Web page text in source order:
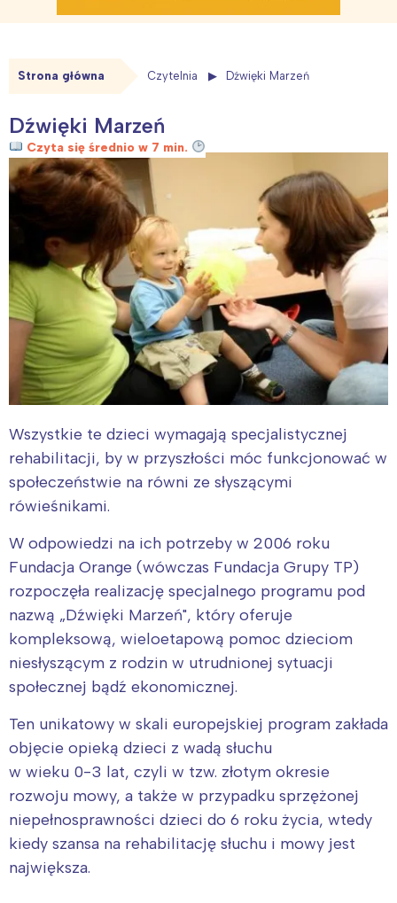
Strona główna Czytelnia Dźwięki Marzeń
Dźwięki Marzeń
Czyta się średnio w 7 min.
Wszystkie te dzieci wymagają specjalistycznej
rehabilitacji, by w przyszłości móc funkcjonować w
społeczeństwie na równi ze słyszącymi
rówieśnikami.
W odpowiedzi na ich potrzeby w 2006 roku
Fundacja Orange (wówczas Fundacja Grupy TP)
rozpoczęła realizację specjalnego programu pod
nazwą „Dźwięki Marzeń", który oferuje
kompleksową, wieloetapową pomoc dzieciom
niesłyszącym z rodzin w utrudnionej sytuacji
społecznej bądź ekonomicznej.
Ten unikatowy w skali europejskiej program zakłada
objęcie opieką dzieci z wadą słuchu
w wieku 0-3 lat, czyli w tzw. złotym okresie
rozwoju mowy, a także w przypadku sprzężonej
niepełnosprawności dzieci do 6 roku życia, wtedy
kiedy szansa na rehabilitację słuchu i mowy jest
największa.